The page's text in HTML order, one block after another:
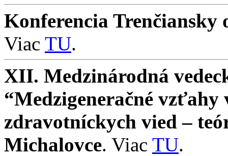
Konferencia Trenčiansky
Viac TU.
XII. Medzinárodná
“Medzigeneračné vzťahy
zdravotníckych vied –
Michalovce. Viac TU.